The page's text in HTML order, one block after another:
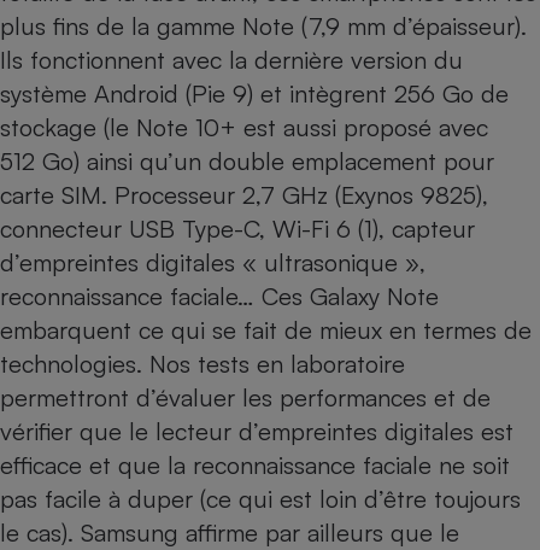
plus fins de la gamme Note (7,9 mm d’épaisseur).
Ils fonctionnent avec la dernière version du
système Android (Pie 9) et intègrent 256 Go de
stockage (le Note 10+ est aussi proposé avec
512 Go) ainsi qu’un double emplacement pour
carte SIM. Processeur 2,7 GHz (Exynos 9825),
connecteur USB Type-C, Wi-Fi 6 (1), capteur
d’empreintes digitales « ultrasonique »,
reconnaissance faciale… Ces Galaxy Note
embarquent ce qui se fait de mieux en termes de
technologies. Nos tests en laboratoire
permettront d’évaluer les performances et de
vérifier que le lecteur d’empreintes digitales est
efficace et que la reconnaissance faciale ne soit
pas facile à duper (ce qui est loin d’être toujours
le cas). Samsung affirme par ailleurs que le